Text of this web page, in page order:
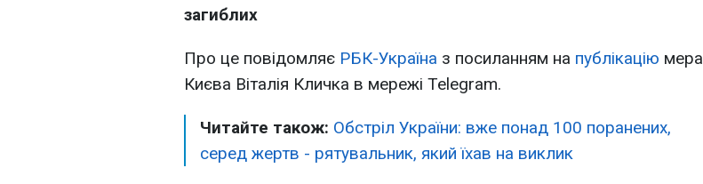
загиблих
Про це повідомляє РБК-Україна з посиланням на публікацію мера
Києва Віталія Кличка в мережі Telegram.
Читайте також: Обстріл України: вже понад 100 поранених,
серед жертв - рятувальник, який їхав на виклик